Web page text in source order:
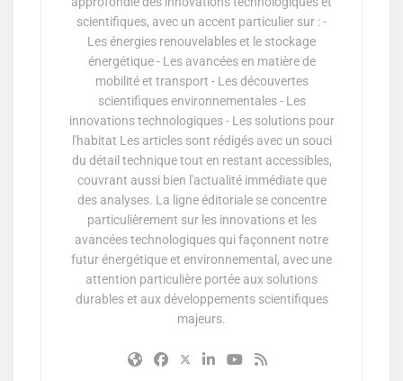
scientifiques, avec un accent particulier sur : -
Les énergies renouvelables et le stockage
énergétique - Les avancées en matière de
mobilité et transport - Les découvertes
scientifiques environnementales - Les
innovations technologiques - Les solutions pour
l'habitat Les articles sont rédigés avec un souci
du détail technique tout en restant accessibles,
couvrant aussi bien l'actualité immédiate que
des analyses. La ligne éditoriale se concentre
particulièrement sur les innovations et les
avancées technologiques qui façonnent notre
futur énergétique et environnemental, avec une
attention particulière portée aux solutions
durables et aux développements scientifiques
majeurs.